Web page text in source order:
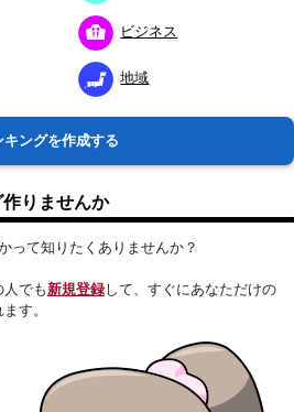
ビジネス
地域
キングを作成する
りませんか
って知りたくありませんか？
人でも新規登録して、すぐにあなただけの
す。